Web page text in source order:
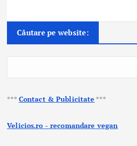
Căutare pe website:
*** Contact & Publicitate ***
Velicios.ro - recomandare vegan